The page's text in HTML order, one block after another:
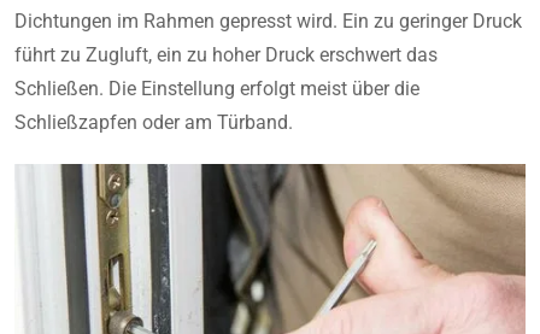
Dichtungen im Rahmen gepresst wird. Ein zu geringer Druck
führt zu Zugluft, ein zu hoher Druck erschwert das
Schließen. Die Einstellung erfolgt meist über die
Schließzapfen oder am Türband.